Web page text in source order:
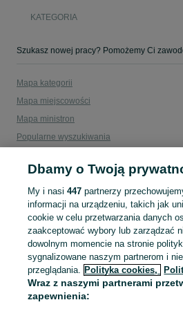
KATEGORIA
Mapa kategorii
Mapa miejscowości
Mapa ministron
Popularne wyszukiwania
Dbamy o Twoją
My i nasi447 partnerzy
informacji na urządzeniu, takich jak
cookie w celu przetwarzania danych
zaakceptować wybory lub zarządzać
dowolnym momencie na stronie
sygnalizowane naszym partnerom i
przeglądania. Polityka cookies,
Wraz z naszymi partnerami
zapewnienia: